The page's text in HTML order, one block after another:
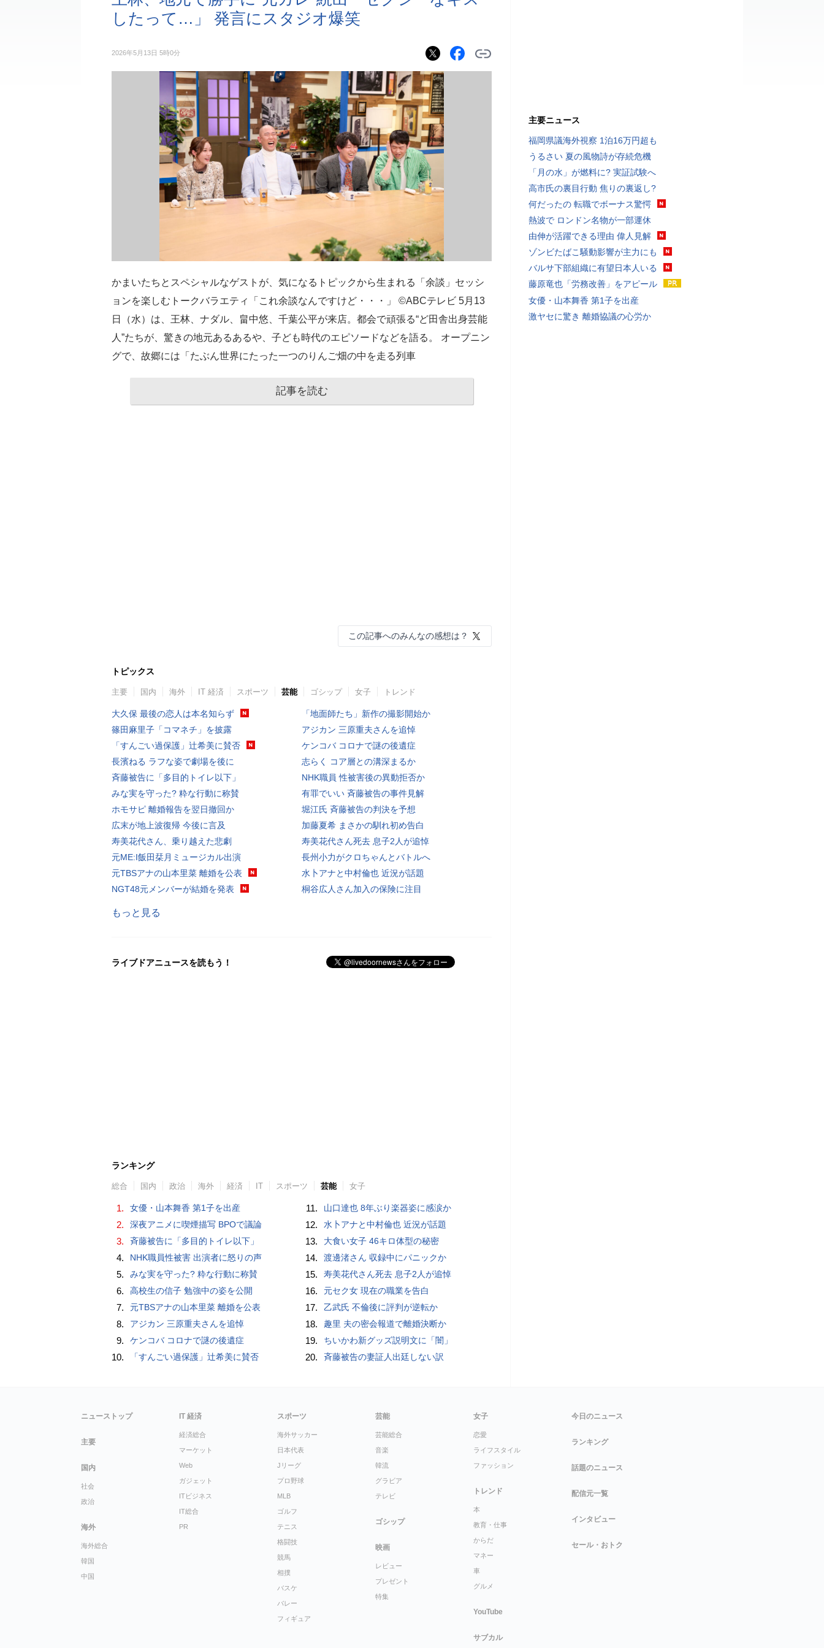
したって…」 発言にスタジオ爆笑
2026年5月13日 5時0分
かまいたちとスペシャルなゲストが、気になるトピックから生まれる「余談」セッシ
ョンを楽しむトークバラエティ「これ余談なんですけど・・・」 ©ABCテレビ 5月13
日（水）は、王林、ナダル、畠中悠、千葉公平が来店。都会で頑張る“ど田舎出身芸能
人”たちが、驚きの地元あるあるや、子ども時代のエピソードなどを語る。 オープニン
グで、故郷には「たぶん世界にたった一つのりんご畑の中を走る列車
記事を読む
この記事へのみんなの感想は？
トピックス
主要 国内 海外 IT 経済 スポーツ 芸能 ゴシップ 女子 トレンド
大久保 最後の恋人は本名知らず
篠田麻里子「コマネチ」を披露
「すんごい過保護」辻希美に賛否
長濱ねる ラフな姿で劇場を後に
斉藤被告に「多目的トイレ以下」
みな実を守った? 粋な行動に称賛
ホモサピ 離婚報告を翌日撤回か
広末が地上波復帰 今後に言及
寿美花代さん、乗り越えた悲劇
元ME:I飯田栞月ミュージカル出演
元TBSアナの山本里菜 離婚を公表
NGT48元メンバーが結婚を発表
「地面師たち」新作の撮影開始か
アジカン 三原重夫さんを追悼
ケンコバ コロナで謎の後遺症
志らく コア層との溝深まるか
NHK職員 性被害後の異動拒否か
有罪でいい 斉藤被告の事件見解
堀江氏 斉藤被告の判決を予想
加藤夏希 まさかの馴れ初め告白
寿美花代さん死去 息子2人が追悼
長州小力がクロちゃんとバトルへ
水卜アナと中村倫也 近況が話題
桐谷広人さん加入の保険に注目
もっと見る
ライブドアニュースを読もう！
ランキング
総合 国内 政治 海外 経済 IT スポーツ 芸能 女子
1. 女優・山本舞香 第1子を出産
2. 深夜アニメに喫煙描写 BPOで議論
3. 斉藤被告に「多目的トイレ以下」
4. NHK職員性被害 出演者に怒りの声
5. みな実を守った? 粋な行動に称賛
6. 高校生の信子 勉強中の姿を公開
7. 元TBSアナの山本里菜 離婚を公表
8. アジカン 三原重夫さんを追悼
9. ケンコバ コロナで謎の後遺症
10. 「すんごい過保護」辻希美に賛否
11. 山口達也 8年ぶり楽器姿に感涙か
12. 水卜アナと中村倫也 近況が話題
13. 大食い女子 46キロ体型の秘密
14. 渡邊渚さん 収録中にパニックか
15. 寿美花代さん死去 息子2人が追悼
16. 元セク女 現在の職業を告白
17. 乙武氏 不倫後に評判が逆転か
18. 趣里 夫の密会報道で離婚決断か
19. ちいかわ新グッズ説明文に「闇」
20. 斉藤被告の妻証人出廷しない訳
主要ニュース
福岡県議海外視察 1泊16万円超も
うるさい 夏の風物詩が存続危機
「月の水」が燃料に? 実証試験へ
高市氏の裏目行動 焦りの裏返し?
何だったの 転職でボーナス驚愕
熱波で ロンドン名物が一部運休
由伸が活躍できる理由 偉人見解
ゾンビたばこ騒動影響が主力にも
バルサ下部組織に有望日本人いる
藤原竜也「労務改善」をアピール
女優・山本舞香 第1子を出産
激ヤセに驚き 離婚協議の心労か
ニューストップ
主要
国内
社会
政治
海外
海外総合
韓国
中国
IT 経済
経済総合
マーケット
Web
ガジェット
ITビジネス
IT総合
PR
スポーツ
海外サッカー
日本代表
Jリーグ
プロ野球
MLB
ゴルフ
テニス
格闘技
競馬
相撲
バスケ
バレー
フィギュア
芸能
芸能総合
音楽
韓流
グラビア
テレビ
ゴシップ
映画
レビュー
プレゼント
特集
女子
恋愛
ライフスタイル
ファッション
トレンド
本
教育・仕事
からだ
マネー
車
グルメ
YouTube
サブカル
今日のニュース
ランキング
話題のニュース
配信元一覧
インタビュー
セール・おトク